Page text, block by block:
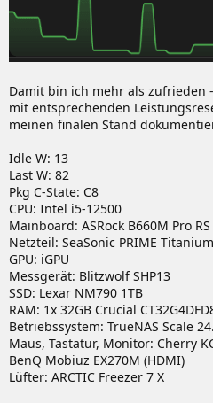
Damit bin ich mehr als zufrieden
mit entsprechenden
meinen finalen Stand
Idle W: 13
Last W: 82
Pkg C-State: C8
CPU: Intel i5-12500
Mainboard: ASRock B660M Pro RS
Netzteil: SeaSonic PRIME
GPU: iGPU
Messgerät: Blitzwolf SHP13
SSD: Lexar NM790 1TB
RAM: 1x 32GB Crucial
Betriebssystem: TrueNAS Scale
Maus, Tastatur, Monitor: Cherry
BenQ Mobiuz EX270M (HDMI)
Lüfter: ARCTIC Freezer 7 X